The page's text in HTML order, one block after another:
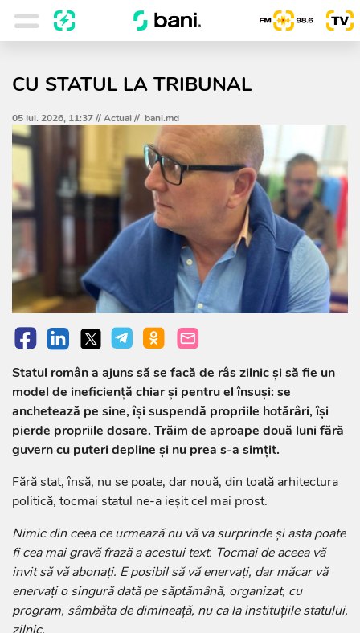
CU STATUL LA TRIBUNAL
05 Iul. 2026, 11:37 //Actual// bani.md
Statul român a ajuns să se facă de râs zilnic și să fie un
model de ineficiență chiar și pentru el însuși: se
anchetează pe sine, își suspendă propriile hotărâri, își
pierde propriile dosare. Trăim de aproape două luni fără
guvern cu puteri depline și nu prea s-a simțit.
Fără stat, însă, nu se poate, dar nouă, din toată arhitectura
politică, tocmai statul ne-a ieșit cel mai prost.
Nimic din ceea ce urmează nu vă va surprinde și asta poate
fi cea mai gravă frază a acestui text. Tocmai de aceea vă
invit să vă abonați. E posibil să vă enervați, dar măcar vă
enervați o singură dată pe săptămână, organizat, cu
program, sâmbăta de dimineață, nu ca la instituțiile statului,